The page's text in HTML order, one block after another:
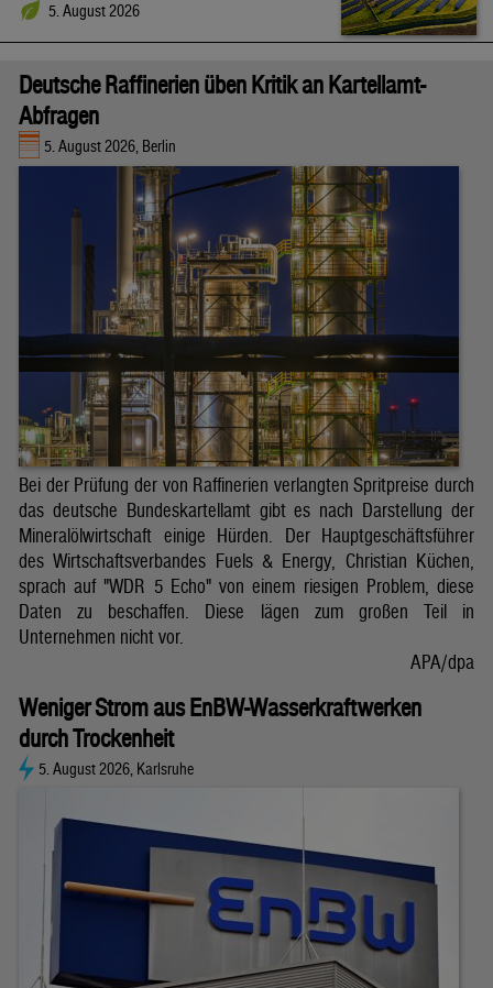
5. August 2026
Deutsche Raffinerien üben Kritik an Kartellamt-
Abfragen
5. August 2026, Berlin
Bei der Prüfung der von Raffinerien verlangten Spritpreise durch
das deutsche Bundeskartellamt gibt es nach Darstellung der
Mineralölwirtschaft einige Hürden. Der Hauptgeschäftsführer
des Wirtschaftsverbandes Fuels & Energy, Christian Küchen,
sprach auf "WDR 5 Echo" von einem riesigen Problem, diese
Daten zu beschaffen. Diese lägen zum großen Teil in
Unternehmen nicht vor.
APA/dpa
Weniger Strom aus EnBW-Wasserkraftwerken
durch Trockenheit
5. August 2026, Karlsruhe